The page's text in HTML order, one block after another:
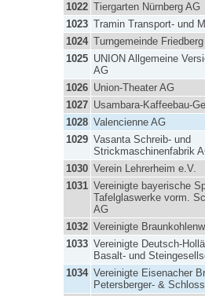
1022 Tiergarten Nürnberg AG
1023 Tramin Transport- und
1024 Turngemeinde Friedberg
1025 UNION Allgemeine
AG
1026 Union-Theater AG
1027 Usambara-Kaffeebau-
1028 Valencienne AG
1029 Vasanta Schreib- und
Strickmaschinenfabrik
1030 Verein Lehrerheim e.V.
1031 Vereinigte bayerische
Tafelglaswerke vorm.
AG
1032 Vereinigte
1033 Vereinigte Deutsch-
Basalt- und
1034 Vereinigte Eisenacher
Petersberger- &